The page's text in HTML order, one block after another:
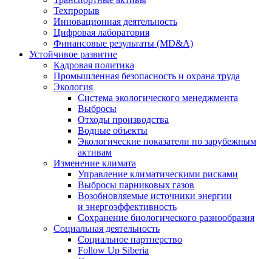
Техпрорыв
Инновационная деятельность
Цифровая лаборатория
Финансовые результаты (MD&A)
Устойчивое развитие
Кадровая политика
Промышленная безопасность и охрана труда
Экология
Система экологического менеджмента
Выбросы
Отходы производства
Водные объекты
Экологические показатели по зарубежным
активам
Изменение климата
Управление климатическими рисками
Выбросы парниковых газов
Возобновляемые источники энергии
и энергоэффективность
Сохранение биологического разнообразия
Социальная деятельность
Социальное партнерство
Follow Up Siberia